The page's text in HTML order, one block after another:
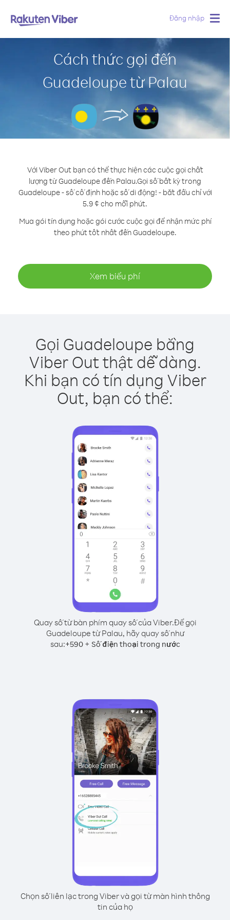
Đăng nhập
Cách thức gọi đến
Guadeloupe từ Palau
Với Viber Out bạn có thể thực hiện các cuộc gọi chất
lượng từ Guadeloupe đến Palau.Gọi số bất kỳ trong
Guadeloupe - số cố định hoặc số di động! - bắt đầu chỉ với
5.9 ¢ cho mỗi phút.
Mua gói tín dụng hoặc gói cước cuộc gọi để nhận mức phí
theo phút tốt nhất đến Guadeloupe.
Xem biểu phí
Gọi Guadeloupe bằng
Viber Out thật dễ dàng.
Khi bạn có tín dụng Viber
Out, bạn có thể:
Quay số từ bàn phím quay số của Viber.Để gọi
Guadeloupe từ Palau, hãy quay số như
sau:+590+ Số điện thoại trong nước
Chọn số liên lạc trong Viber và gọi từ màn hình thông
tin của họ